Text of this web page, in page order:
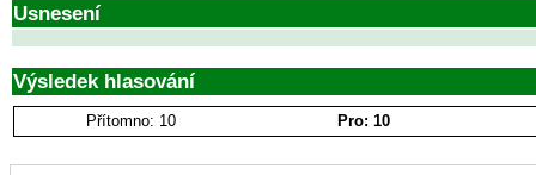
Usnesení
Výsledek hlasování
Přítomno: 10 Pro: 10